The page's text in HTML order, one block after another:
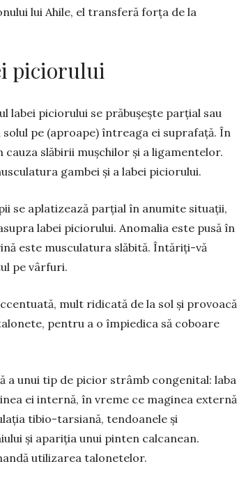
lui Ahile, el transferă forța de la
piciorului
labei piciorului se prăbușește parțial sau
pe (aproape) întreaga ei suprafață. În
slăbirii mușchilor și a ligamentelor.
gambei și a labei piciorului.
se aplatizează parțial în anumite situații,
labei picio­rului. Anomalia este pusă în
este muscu­latura slăbită. Întăriți-vă
pe vârfuri.
mult ridicată de la sol și provoacă
pentru a o împiedica să coboare
a unui tip de picior strâmb con­genital: laba
ei internă, în vreme ce maginea ex­ternă
tibio-tar­siană, tendoanele și
și apariția unui pinten calcanean.
utilizarea talonetelor.